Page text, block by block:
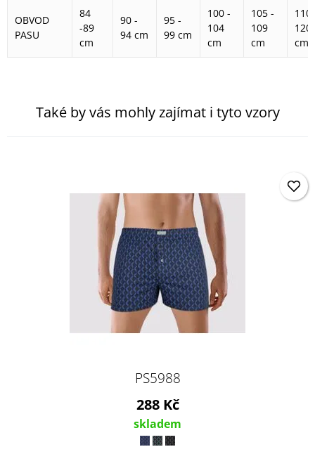
OBVOD
PASU
84
-89
cm
90 -
94 cm
95 -
99 cm
100 -
104
cm
105 -
109
cm
110
120
cm
Také by vás mohly zajímat i tyto vzory
PS5988
288 Kč
skladem